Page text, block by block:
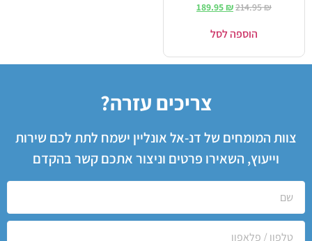
214.95₪
189.95₪
הוספה לסל
צריכים עזרה?
צוות המומחים של דנ-אל אונליין ישמח לתת לכם שירות
וייעוץ, השאירו פרטים וניצור אתכם קשר בהקדם